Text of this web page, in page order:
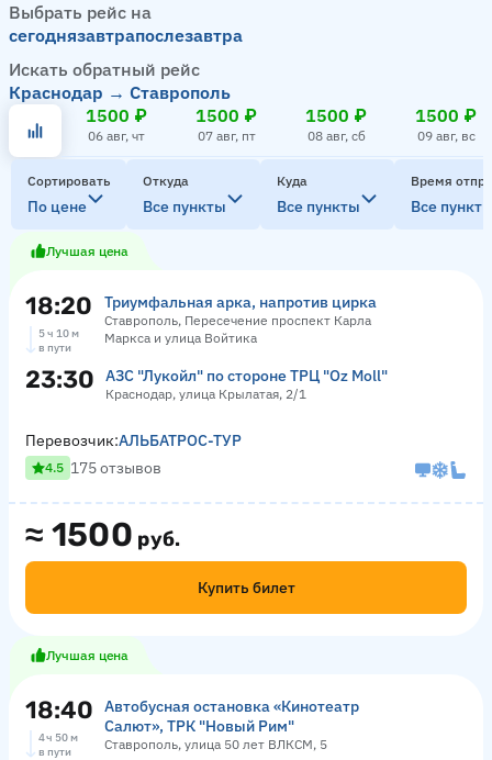
Выбрать рейс на
сегоднязавтрапослезавтра
Искать обратный рейс
Краснодар → Ставрополь
1500 ₽
06 авг, чт
1500 ₽
07 авг, пт
1500 ₽
08 авг, сб
1500 ₽
09 авг, вс
Сортировать
По цене
Откуда
Все пункты
Куда
Все пункты
Время
Все
Лучшая цена
18:20 Триумфальная арка, напротив цирка
Ставрополь, Пересечение проспект Карла
Маркса и улица Войтика
5 ч 10 м
в пути
23:30 АЗС "Лукойл" по стороне ТРЦ "Оz Moll"
Краснодар, улица Крылатая, 2/1
≈ 1500 руб.
Купить билет
Перевозчик:АЛЬБАТРОС-ТУР
4.5 175 отзывов
Лучшая цена
18:40
Автобусная остановка «Кинотеатр
Салют», ТРК "Новый Рим"
Ставрополь, улица 50 лет ВЛКСМ, 5
4 ч 50 м
в пути